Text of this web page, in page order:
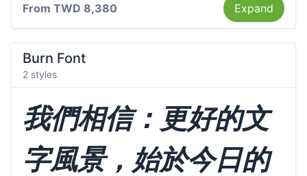
From TWD 8,380 Expand
Burn Font
2 styles
我們相信：更好的文
字風景，始於今日的